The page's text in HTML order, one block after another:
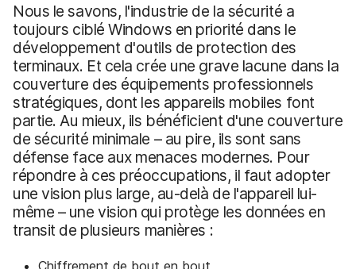
Nous le savons, l'industrie de la sécurité a
toujours ciblé Windows en priorité dans le
développement d'outils de protection des
terminaux. Et cela crée une grave lacune dans la
couverture des équipements professionnels
stratégiques, dont les appareils mobiles font
partie. Au mieux, ils bénéficient d'une couverture
de sécurité minimale – au pire, ils sont sans
défense face aux menaces modernes. Pour
répondre à ces préoccupations, il faut adopter
une vision plus large, au-delà de l'appareil lui-
même – une vision qui protège les données en
transit de plusieurs manières :
Chiffrement de bout en bout